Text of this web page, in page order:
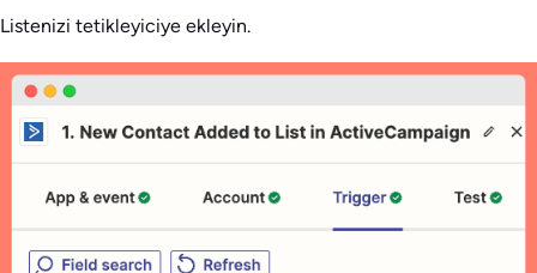
Listenizi tetikleyiciye ekleyin.